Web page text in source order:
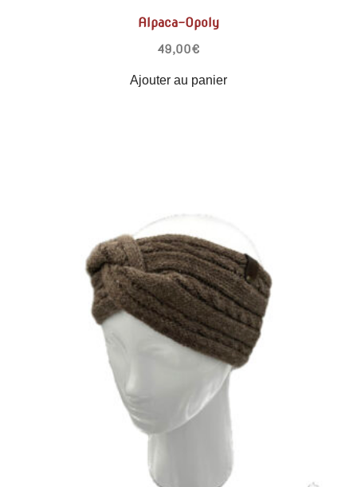
Alpaca-Opoly
49,00€
Ajouter au panier